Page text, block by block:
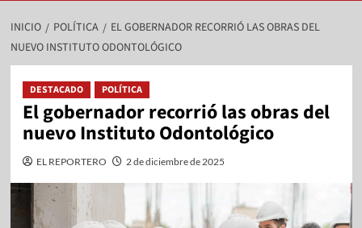
INICIO POLÍTICA
EL GOBERNADOR RECORRIÓ LAS OBRAS DEL
NUEVO INSTITUTO ODONTOLÓGICO
DESTACADO POLÍTICA
El gobernador recorrió las obras del
nuevo Instituto Odontológico
EL REPORTERO 2 de diciembre de 2025